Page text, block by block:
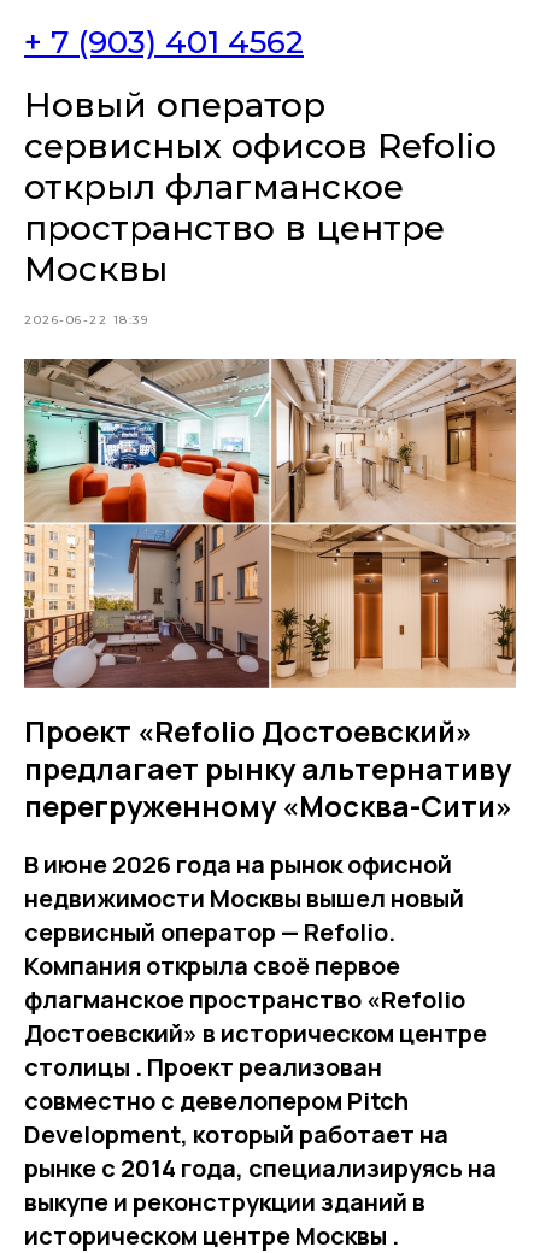
+ 7 (903) 401 4562
Новый оператор
сервисных офисов Refolio
открыл флагманское
пространство в центре
Москвы
2026-06-22 18:39
Проект «Refolio Достоевский»
предлагает рынку альтернативу
перегруженному «Москва-Сити»
В июне 2026 года на рынок офисной
недвижимости Москвы вышел новый
сервисный оператор — Refolio.
Компания открыла своё первое
флагманское пространство «Refolio
Достоевский» в историческом центре
столицы . Проект реализован
совместно с девелопером Pitch
Development, который работает на
рынке с 2014 года, специализируясь на
выкупе и реконструкции зданий в
историческом центре Москвы .